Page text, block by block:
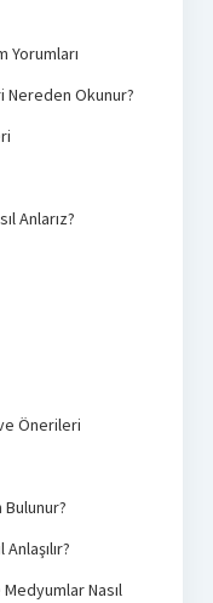
Yorumları
Nereden Okunur?
Anlarız?
Önerileri
Nasıl